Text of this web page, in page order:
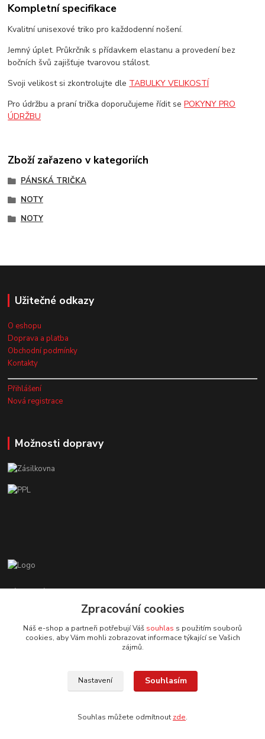
Kompletní specifikace
Kvalitní unisexové triko pro každodenní nošení.
Jemný úplet. Průkrčník s přídavkem elastanu a provedení bez
bočních švů zajišťuje tvarovou stálost.
Svoji velikost si zkontrolujte dle TABULKY VELIKOSTÍ
Pro údržbu a praní trička doporučujeme řídit sePOKYNY PRO
ÚDRŽBU
Zboží zařazeno v kategoriích
PÁNSKÁ TRIČKA
NOTY
NOTY
Užitečné odkazy
O eshopu
Doprava a platba
Obchodní podmínky
Kontakty
Přihlášení
Nová registrace
Možnosti dopravy
Zákaznická podpora EshopMB.cz
+420 606 622 002
eshopmb@seznam.cz
© Copyright 2024 Martha Black
Zpracování cookies
Náš e-shop a partneři potřebují Váš souhlas s použitím souborů
cookies, aby Vám mohli zobrazovat informace týkající se Vašich
zájmů.
Nastavení Souhlasím
Souhlas můžete odmítnout zde.